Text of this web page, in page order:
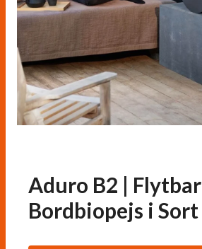
Aduro B2 | Flytbar
Bordbiopejs i Sort